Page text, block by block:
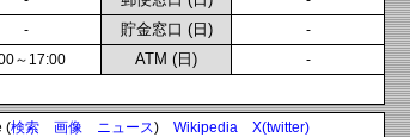
- 貯金窓口 (日) -
～17:00 ATM (日) -
(検索 画像 ニュース) Wikipedia X(twitter)